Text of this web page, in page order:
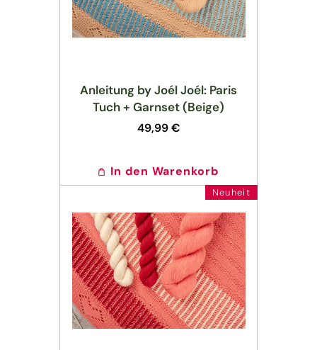
Anleitung by Joél Joél: Paris
Tuch + Garnset (Beige)
Normaler
49,99 €
In den Warenkorb
Neuheit